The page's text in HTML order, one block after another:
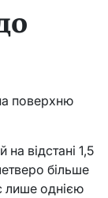
поверхню
відстані 1,5
більше
лише однією